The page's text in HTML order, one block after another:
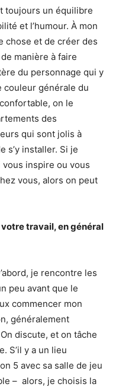
toujours un équilibre
et l’humour. À mon
chose et de créer des
manière à faire
du personnage qui y
couleur générale du
on le
des
qui sont jolis à
s’y installer. Si je
inspire ou vous
vous, alors on peut
travail, en général
je rencontre les
peu avant que le
commencer mon
généralement
discute, et on tâche
S’il y a un lieu
5 avec sa salle de jeu
– alors, je choisis la